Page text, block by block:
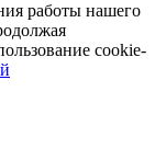
работы нашего
cookie-